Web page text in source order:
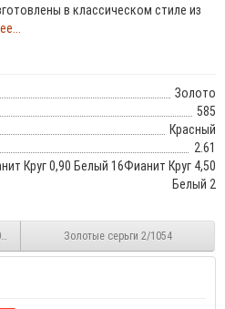
в классическом стиле из
Золото
585
Красный
2.61
Круг 0,90 Белый 16Фианит Круг 4,50
Белый 2
Золотые серьги 2/1054